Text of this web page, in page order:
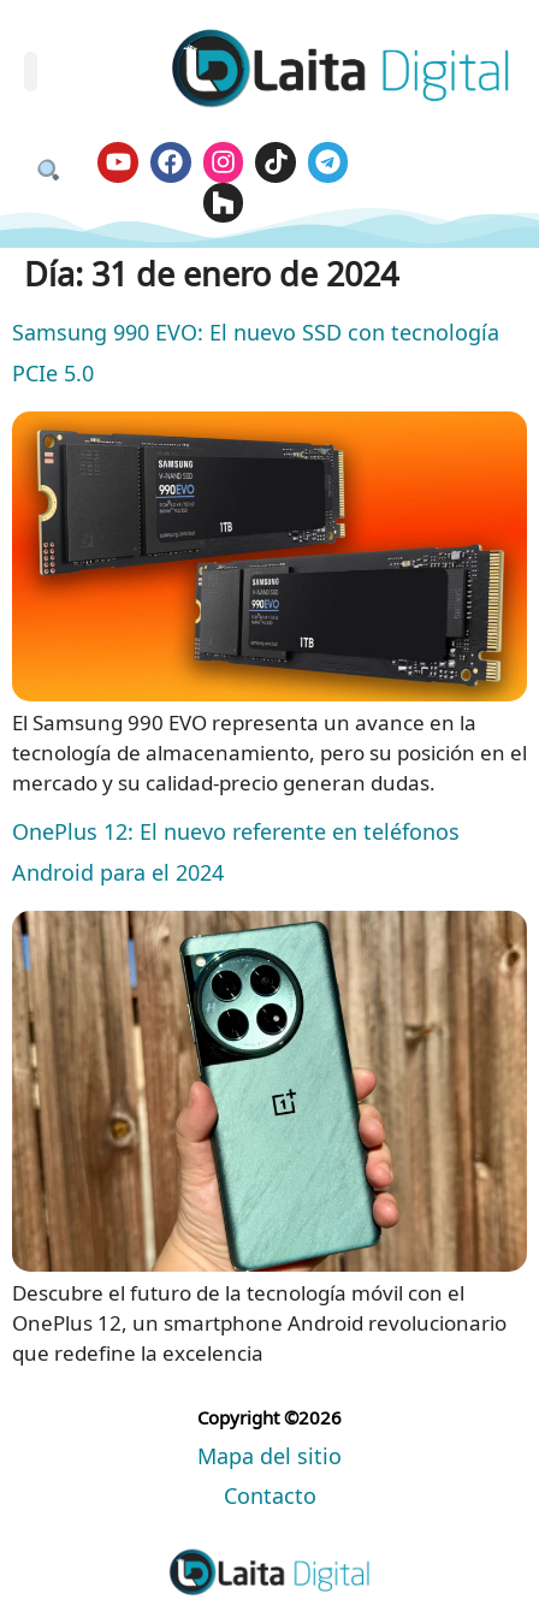
Día: 31 de enero de 2024
Samsung 990 EVO: El nuevo SSD con tecnología
PCIe 5.0
El Samsung 990 EVO representa un avance en la
tecnología de almacenamiento, pero su posición en el
mercado y su calidad-precio generan dudas.
OnePlus 12: El nuevo referente en teléfonos
Android para el 2024
Descubre el futuro de la tecnología móvil con el
OnePlus 12, un smartphone Android revolucionario
que redefine la excelencia
Copyright ©2026
Mapa del sitio
Contacto